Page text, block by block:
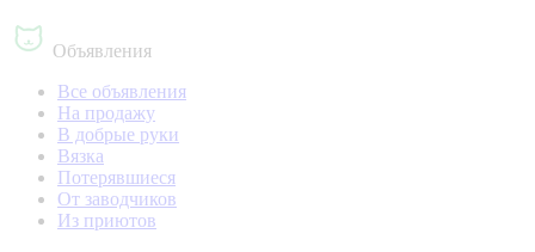
Объявления
Все объявления
На продажу
В добрые руки
Вязка
Потерявшиеся
От заводчиков
Из приютов